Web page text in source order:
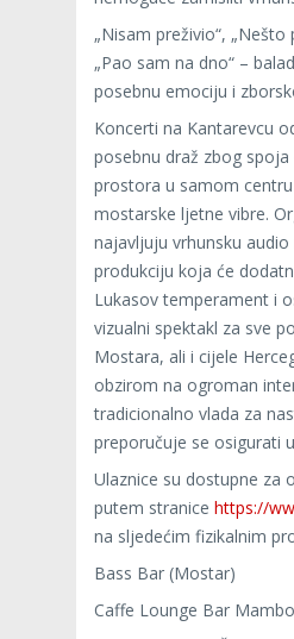
„Nisam preživio“, „Nešto
„Pao sam na dno“ –
posebnu emociju i
Koncerti na Kantarevcu
posebnu draž zbog
prostora u samom
mostarske ljetne vibre.
najavljuju vrhunsku audio
produkciju koja će
Lukasov temperament i
vizualni spektakl za sve
Mostara, ali i cijele
obzirom na ogroman
tradicionalno vlada za
preporučuje se osigurati
Ulaznice su dostupne za
putem stranice https://
na sljedećim fizikalnim
Bass Bar (Mostar)
Caffe Lounge Bar